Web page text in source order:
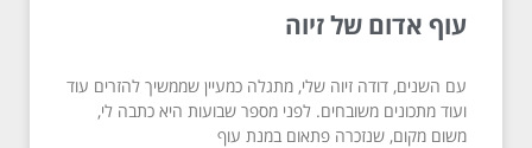
עוף אדום של זיוה
עם השנים, דודה זיוה שלי, מתגלה כמעיין שממשיך להזרים עוד
ועוד מתכונים משובחים. לפני מספר שבועות היא כתבה לי,
משום מקום, שנזכרה פתאום במנת עוף